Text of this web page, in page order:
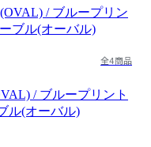
全4商品
/ ブループリント
ル(オーバル)